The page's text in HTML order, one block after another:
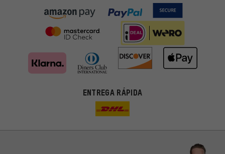
ENTREGA RÁPIDA